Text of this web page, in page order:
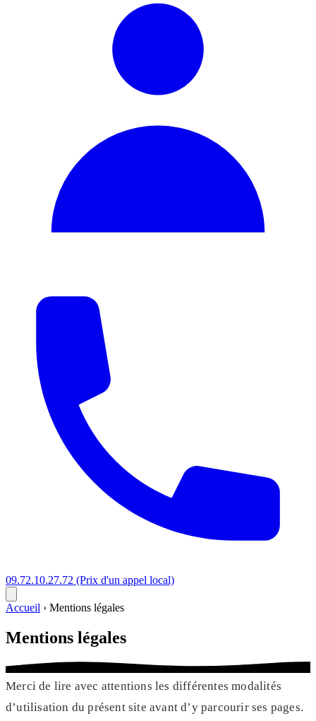
09.72.10.27.72 (Prix d'un appel local)
Accueil › Mentions légales
Mentions légales
Merci de lire avec attentions les différentes modalités
d’utilisation du présent site avant d’y parcourir ses pages.